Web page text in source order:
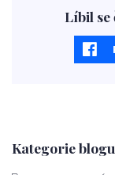
Kategorie blogu
Líbil se